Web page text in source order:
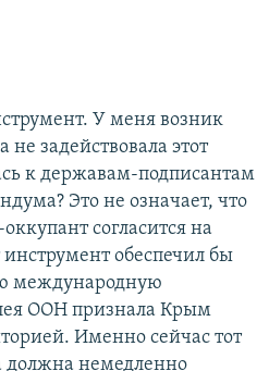
У меня возник
задействовала этот
к державам-подписантам
Это не означает, что
согласится на
обеспечил бы
международную
ООН признала Крым
Именно сейчас тот
должна немедленно